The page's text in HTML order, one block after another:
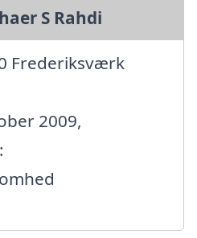
S Rahdi
Frederiksværk
2009,